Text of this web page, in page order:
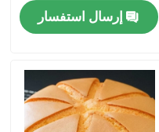
إرسال استفسار